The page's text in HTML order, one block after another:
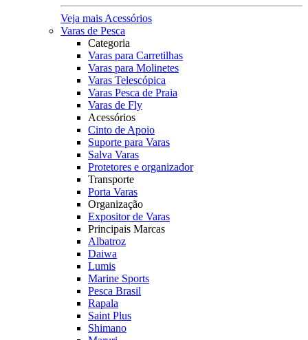
Veja mais Acessórios
Varas de Pesca
Categoria
Varas para Carretilhas
Varas para Molinetes
Varas Telescópica
Varas Pesca de Praia
Varas de Fly
Acessórios
Cinto de Apoio
Suporte para Varas
Salva Varas
Protetores e organizador
Transporte
Porta Varas
Organização
Expositor de Varas
Principais Marcas
Albatroz
Daiwa
Lumis
Marine Sports
Pesca Brasil
Rapala
Saint Plus
Shimano